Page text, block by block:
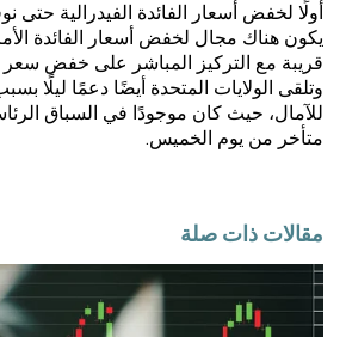
أولًا لخفض أسعار الفائدة الفيدرالية حتى
يكون هناك مجال لخفض أسعار الفائدة
قريبة مع التركيز المباشر على خفض سعر
وتلقى الولايات المتحدة أيضًا دعمًا ليلًا
للآمال، حيث كان موجودًا في السباق
متأخر من يوم الخميس.
مقالات ذات صلة